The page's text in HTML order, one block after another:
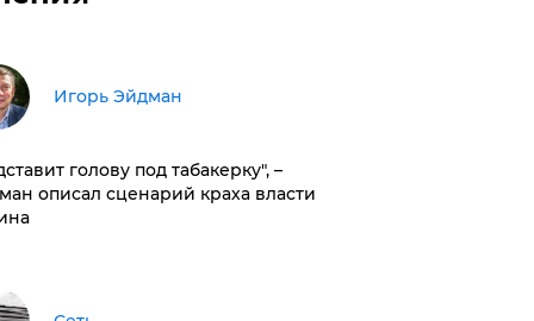
Игорь Эйдман
голову под табакерку", –
описал сценарий краха власти